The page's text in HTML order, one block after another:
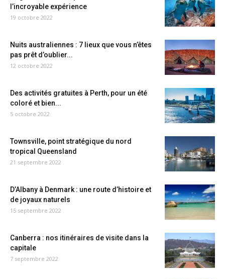
l’incroyable expérience
19 octobre 2022
Nuits australiennes : 7 lieux que vous n’êtes
pas prêt d’oublier...
12 octobre 2022
Des activités gratuites à Perth, pour un été
coloré et bien...
5 octobre 2022
Townsville, point stratégique du nord
tropical Queensland
21 septembre 2022
D’Albany à Denmark : une route d’histoire et
de joyaux naturels
15 septembre 2022
Canberra : nos itinéraires de visite dans la
capitale
7 septembre 2022